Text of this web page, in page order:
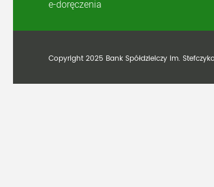
e-doręczenia
Copyright 2025 Bank Spółdzielczy im.